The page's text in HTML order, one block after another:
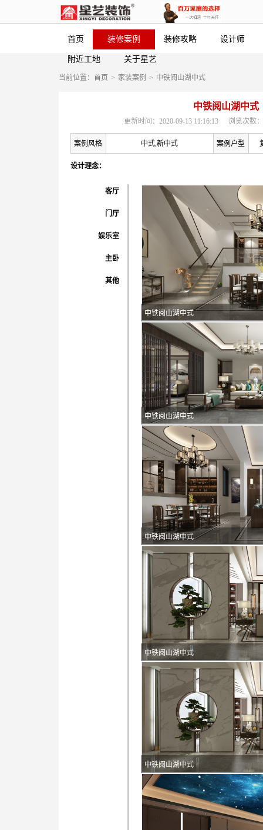
首页 装修案例 装修攻略 设计师
附近工地 关于星艺
当前位置： 首页 > 家装案例 > 中铁阅山湖中式
中铁阅山湖中式
更新时间：2020-09-13 11:16:13 浏览次数
案例风格 中式,新中式 案例户型
设计理念：
客厅
门厅
娱乐室
主卧
其他
中铁阅山湖中式
中铁阅山湖中式
中铁阅山湖中式
中铁阅山湖中式
中铁阅山湖中式